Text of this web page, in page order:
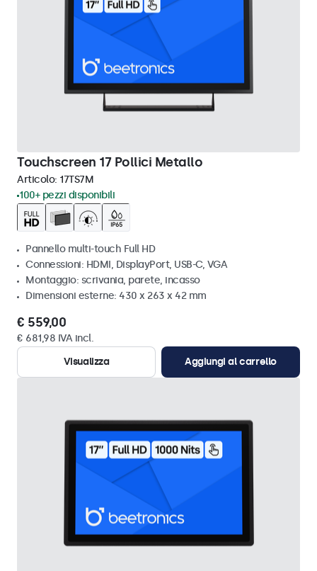
Touchscreen 17 Pollici Metallo
Articolo: 17TS7M
100+ pezzi disponibili
Pannello multi-touch Full HD
Connessioni: HDMI, DisplayPort, USB-C, VGA
Montaggio: scrivania, parete, incasso
Dimensioni esterne: 430 x 263 x 42 mm
€ 559,00
€ 681,98 IVA incl.
Visualizza
Aggiungi al carrello